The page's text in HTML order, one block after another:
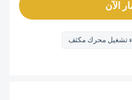
محرك مكثف